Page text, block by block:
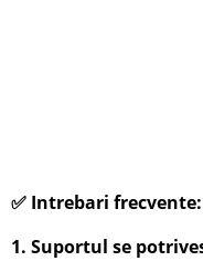
✅ Intrebari frecvente:
1. Suportul se